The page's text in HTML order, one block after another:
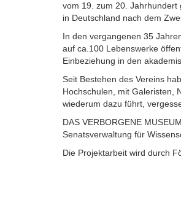
vom 19. zum 20. Jahrhundert
in Deutschland nach dem
In den vergangenen 35
auf ca.100 Lebenswerke
Einbeziehung in den
Seit Bestehen des Vereins
Hochschulen, mit Galeristen,
wiederum dazu führt,
DAS VERBORGENE
Senatsverwaltung für
Die Projektarbeit wird durch